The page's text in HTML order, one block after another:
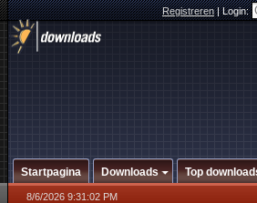
Registreren|Login:
Startpagina Downloads Top
8/6/2026 9:31:02 PM